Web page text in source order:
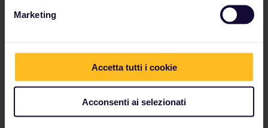
Marketing
Accetta tutti i cookie
Acconsenti ai selezionati
5. Portofino, Italia